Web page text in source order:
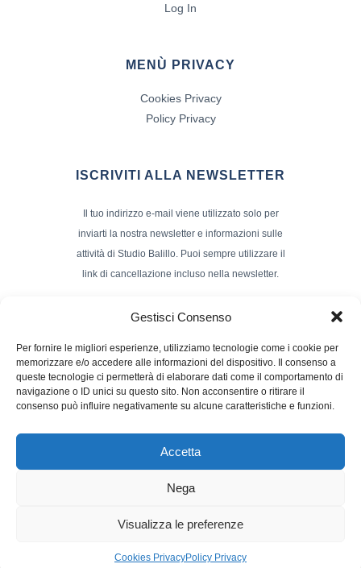
Gestisci Consenso
Per fornire le migliori esperienze, utilizziamo tecnologie come i cookie per
memorizzare e/o accedere alle informazioni del dispositivo. Il consenso a
queste tecnologie ci permetterà di elaborare dati come il comportamento di
navigazione o ID unici su questo sito. Non acconsentire o ritirare il
consenso può influire negativamente su alcune caratteristiche e funzioni.
Accetta
Nega
Visualizza le preferenze
Cookies PrivacyPolicy Privacy
Log In
MENÙ PRIVACY
Cookies Privacy
Policy Privacy
ISCRIVITI ALLA NEWSLETTER
Il tuo indirizzo e-mail viene utilizzato solo per
inviarti la nostra newsletter e informazioni sulle
attività di Studio Balillo. Puoi sempre utilizzare il
link di cancellazione incluso nella newsletter.
Nome e Cognome
Powerd by :Studio70